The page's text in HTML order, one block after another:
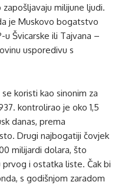
zapošljavaju milijune ljudi.
je Muskovo bogatstvo
Švicarske ili Tajvana –
usporedivu s
koristi kao sinonim za
kontrolirao je oko 1,5
danas, prema
Drugi najbogatiji čovjek
milijardi dolara, što
i ostatka liste. Čak bi
s godišnjom zaradom